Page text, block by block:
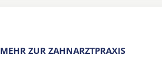
MEHR ZUR ZAHNARZTPRAXIS